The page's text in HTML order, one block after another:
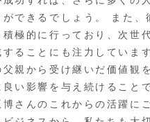
ができるでしょう。 また、
極的に行っており、次世
することにも注力していま
親から受け継いだ価値観
良い影響を与え続けること
博さんのこれからの活躍に